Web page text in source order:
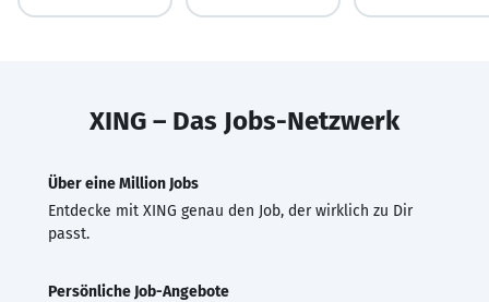
XING – Das Jobs-Netzwerk
Über eine Million Jobs
Entdecke mit XING genau den Job, der wirklich zu Dir
passt.
Persönliche Job-Angebote